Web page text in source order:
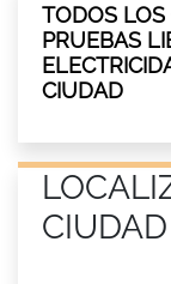
TODOS LOS
PRUEBAS
CIUDAD